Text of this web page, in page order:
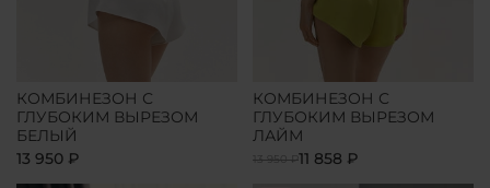
КОМБИНЕЗОН С
ГЛУБОКИМ ВЫРЕЗОМ
БЕЛЫЙ
13 950 ₽
КОМБИНЕЗОН С
ГЛУБОКИМ ВЫРЕЗОМ
ЛАЙМ
13 950 ₽11 858 ₽